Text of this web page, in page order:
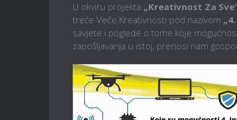
U okviru projekta „Kreativnost Za
treće Veče Kreativnosti pod nazivom
savjete i poglede o tome koje
zapošljavanja u istoj, prenosi nam